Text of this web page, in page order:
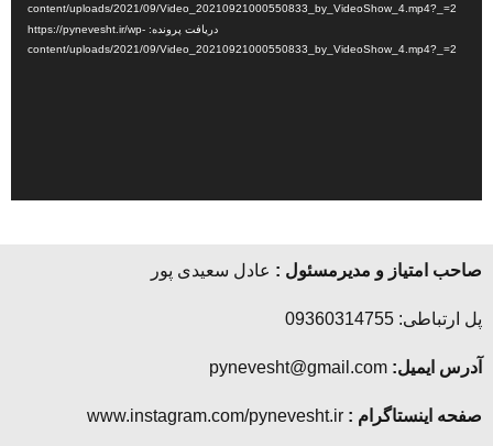
content/uploads/2021/09/Video_20210921000550833_by_VideoShow_4.mp4?_=2
دریافت پرونده: https://pynevesht.ir/wp-
content/uploads/2021/09/Video_20210921000550833_by_VideoShow_4.mp4?_=2
صاحب امتیاز و مدیرمسئول : عادل سعیدی پور
پل ارتباطی: 09360314755
آدرس ایمیل:
صفحه اینستاگرام :